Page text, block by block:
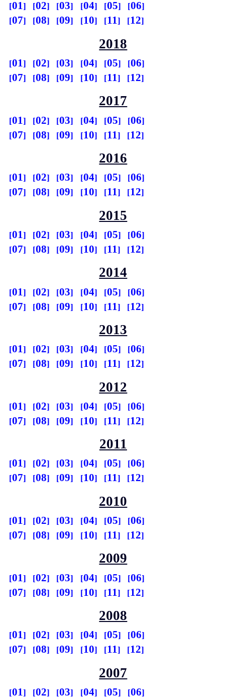
01 02 03 04 05
06
07
08 09 10 11 12
2018
01 02 03 04 05
06
07
08 09 10 11 12
2017
01 02 03 04 05
06
07
08 09 10 11 12
2016
01 02 03 04 05
06
07
08 09 10 11 12
2015
01 02 03 04 05
06
07
08 09 10 11 12
2014
01 02 03 04 05
06
07
08 09 10 11 12
2013
01 02 03 04 05
06
07
08 09 10 11 12
2012
01 02 03 04 05
06
07
08 09 10 11 12
2011
01 02 03 04 05
06
07
08 09 10 11 12
2010
01 02 03 04 05
06
07
08 09 10 11 12
2009
01 02 03 04 05
06
07
08 09 10 11 12
2008
01 02 03 04 05
06
07
08 09 10 11 12
2007
01 02 03 04 05
06